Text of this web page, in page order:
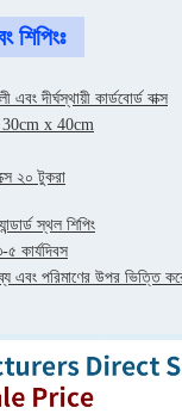
শিপিংঃ
এবং দীর্ঘস্থায়ী কার্ডবোর্ড বাক্স
30cm x 40cm
২০ টুকরা
স্থল শিপিং
৫ কার্যদিবস
এবং পরিমাণের উপর ভিত্তি